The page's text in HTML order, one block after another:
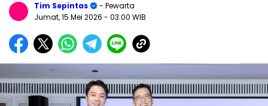
Tim Sepintas
- Pewarta
Jumat, 15 Mei 2026 - 03:00 WIB